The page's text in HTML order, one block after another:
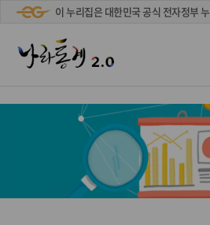
이 누리집은 대한민국 공식 전자정부